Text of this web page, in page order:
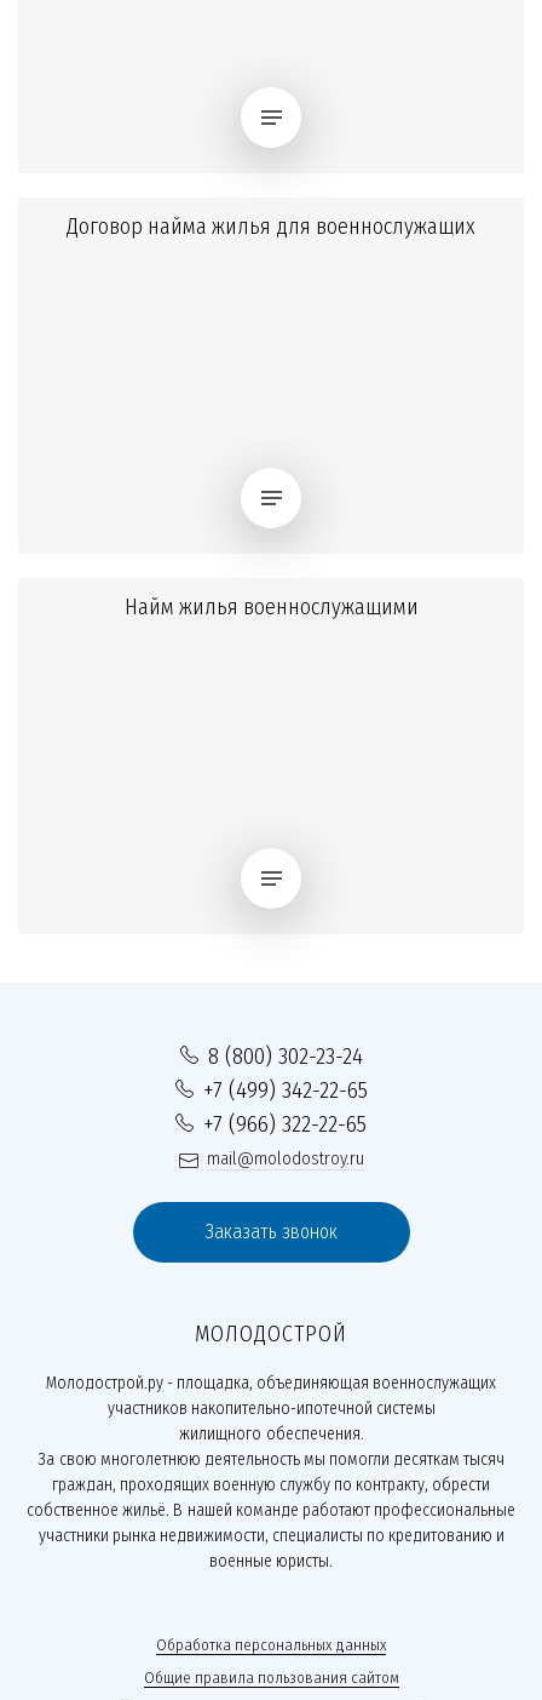
Договор найма жилья для военнослужащих
Найм жилья военнослужащими
8 (800) 302-23-24
+7 (499) 342-22-65
+7 (966) 322-22-65
mail@molodostroy.ru
Заказать звонок
МОЛОДОСТРОЙ
Молодострой.ру - площадка, объединяющая военнослужащих
участников накопительно-ипотечной системы
жилищного обеспечения.
За свою многолетнюю деятельность мы помогли десяткам тысяч
граждан, проходящих военную службу по контракту, обрести
собственное жильё. В нашей команде работают профессиональные
участники рынка недвижимости, специалисты по кредитованию и
военные юристы.
Обработка персональных данных
Общие правила пользования сайтом